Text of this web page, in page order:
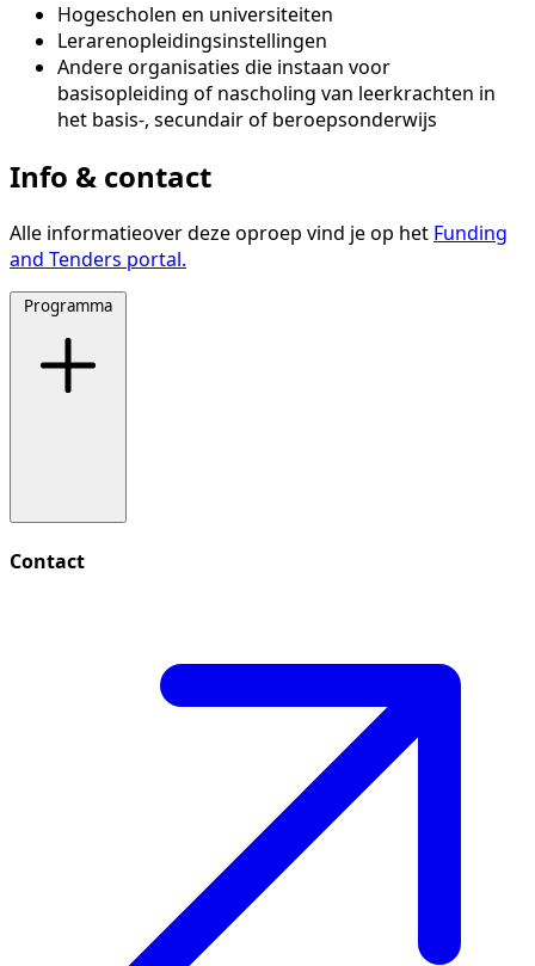
Hogescholen en universiteiten
Lerarenopleidingsinstellingen
Andere organisaties die instaan voor
basisopleiding of nascholing van leerkrachten in
het basis-, secundair of beroepsonderwijs
Info & contact
Alle informatieover deze oproep vind je op het Funding
and Tenders portal.
Programma
Contact